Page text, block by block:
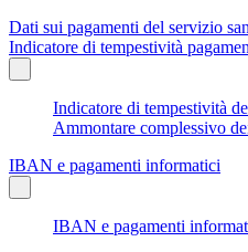
Dati sui pagamenti del servizio
Indicatore di tempestività
Indicatore di tempestività
Ammontare complessivo
IBAN e pagamenti informatici
IBAN e pagamenti